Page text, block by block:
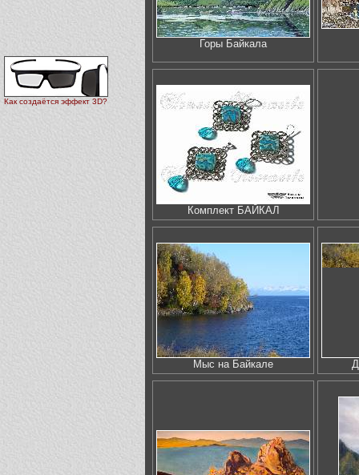
Как создаётся эффект 3D?
Горы Байкала
Комплект БАЙКАЛ
Мыс на Байкале